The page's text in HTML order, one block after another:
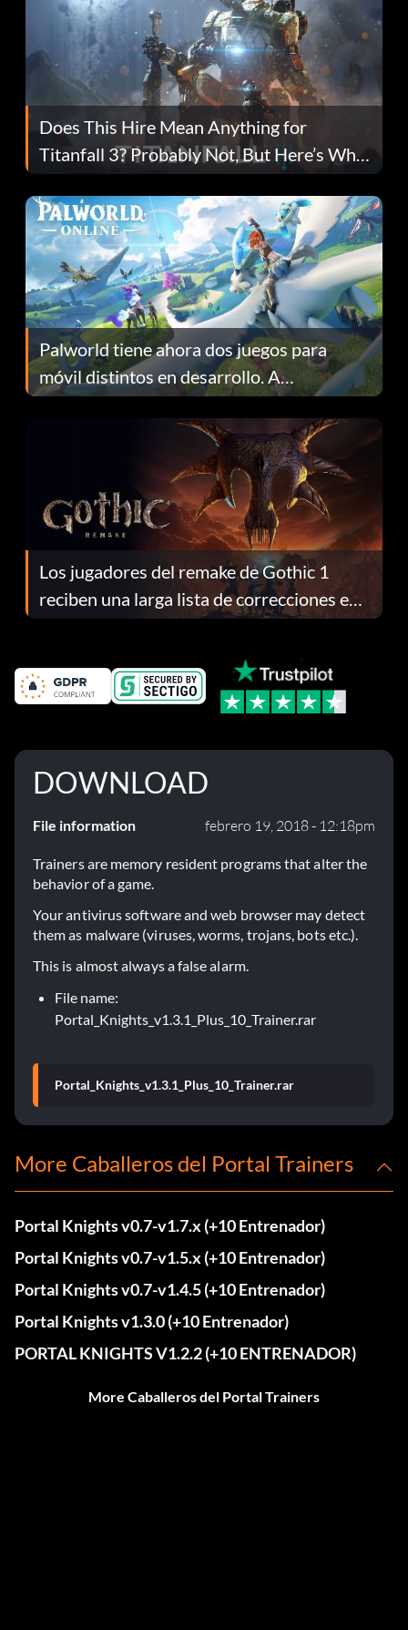
Does This Hire Mean Anything for
Titanfall 3? Probably Not, But Here’s Why
Fans Are Hopeful
Palworld tiene ahora dos juegos para
móvil distintos en desarrollo. A
continuación te explicamos por qué.
Los jugadores del remake de Gothic 1
reciben una larga lista de correcciones en
el parche 1.0.4
DOWNLOAD
File information febrero 19, 2018 - 12:18pm
Trainers are memory resident programs that alter the
behavior of a game.
Your antivirus software and web browser may detect
them as malware (viruses, worms, trojans, bots etc.).
This is almost always a false alarm.
File name:
Portal_Knights_v1.3.1_Plus_10_Trainer.rar
Portal_Knights_v1.3.1_Plus_10_Trainer.rar
More Caballeros del Portal Trainers
Portal Knights v0.7-v1.7.x (+10 Entrenador)
Portal Knights v0.7-v1.5.x (+10 Entrenador)
Portal Knights v0.7-v1.4.5 (+10 Entrenador)
Portal Knights v1.3.0 (+10 Entrenador)
PORTAL KNIGHTS V1.2.2 (+10 ENTRENADOR)
More Caballeros del Portal Trainers